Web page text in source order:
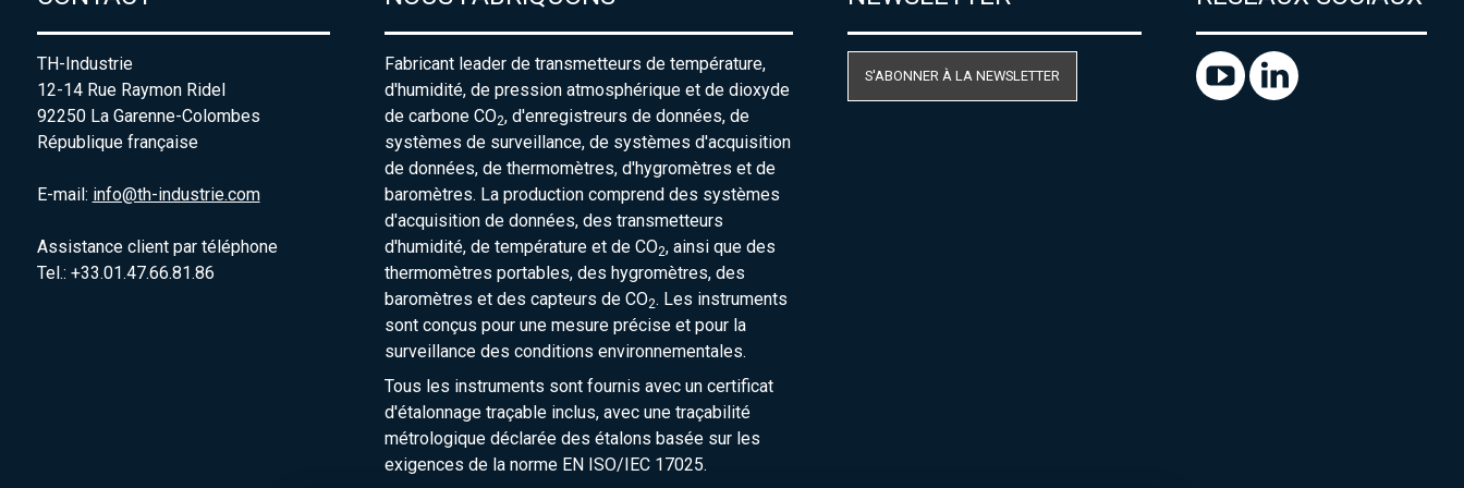
TH-Industrie
12-14 Rue Raymon Ridel
92250 La Garenne-Colombes
République française
E-mail: info@th-industrie.com
Assistance client par téléphone
Tel.: +33.01.47.66.81.86
Fabricant leader de transmetteurs de température,
d'humidité, de pression atmosphérique et de dioxyde
de carbone CO2, d'enregistreurs de données, de
systèmes de surveillance, de systèmes d'acquisition
de données, de thermomètres, d'hygromètres et de
baromètres. La production comprend des systèmes
d'acquisition de données, des transmetteurs
d'humidité, de température et de CO2, ainsi que des
thermomètres portables, des hygromètres, des
baromètres et des capteurs de CO2. Les instruments
sont conçus pour une mesure précise et pour la
surveillance des conditions environnementales.
Tous les instruments sont fournis avec un certificat
d'étalonnage traçable inclus, avec une traçabilité
métrologique déclarée des étalons basée sur les
exigences de la norme EN ISO/IEC 17025.
S'ABONNER À LA NEWSLETTER